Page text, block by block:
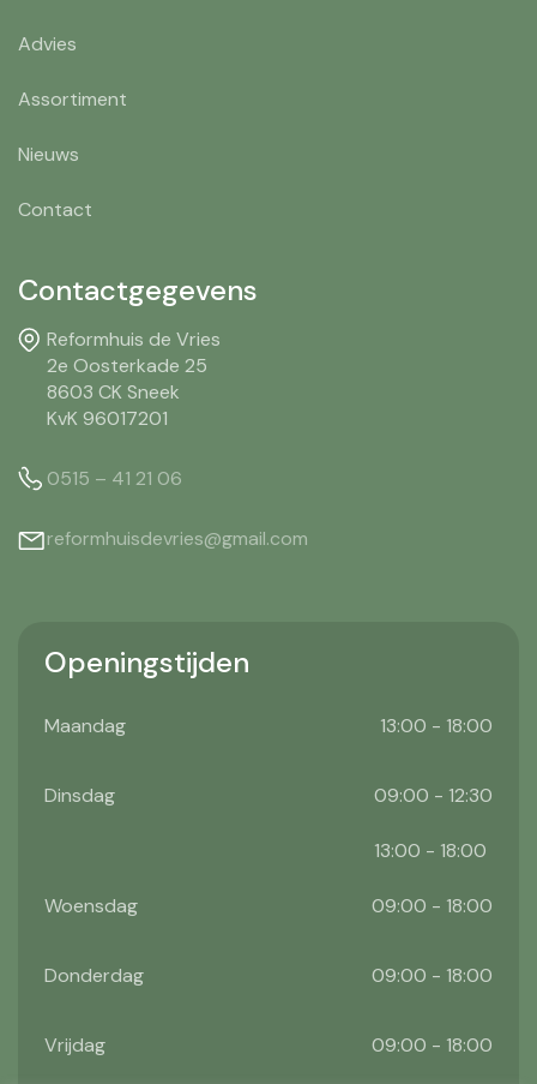
Advies
Assortiment
Nieuws
Contact
Contactgegevens
Reformhuis de Vries
2e Oosterkade 25
8603 CK Sneek
KvK 96017201
0515 – 41 21 06
reformhuisdevries@gmail.com
Openingstijden
Maandag 13:00 - 18:00
Dinsdag 09:00 - 12:30
13:00 - 18:00
Woensdag 09:00 - 18:00
Donderdag 09:00 - 18:00
Vrijdag 09:00 - 18:00